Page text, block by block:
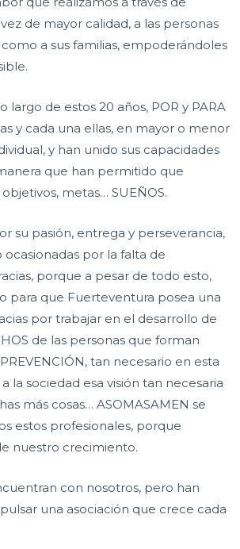
de mayor calidad, a las personas
a sus familias, empoderándoles
de estos 20 años, POR y PARA
y cada una ellas, en mayor o menor
y han unido sus capacidades
que han permitido que
metas… SUEÑOS.
su pasión, entrega y perseverancia,
por la falta de
porque a pesar de todo esto,
para que Fuerteventura posea una
por trabajar en el desarrollo de
de las personas que forman
tan necesario en esta
la sociedad esa visión tan necesaria
más cosas… ASOMASAMEN se
estos profesionales, porque
nuestro crecimiento.
con nosotros, pero han
una asociación que crece cada